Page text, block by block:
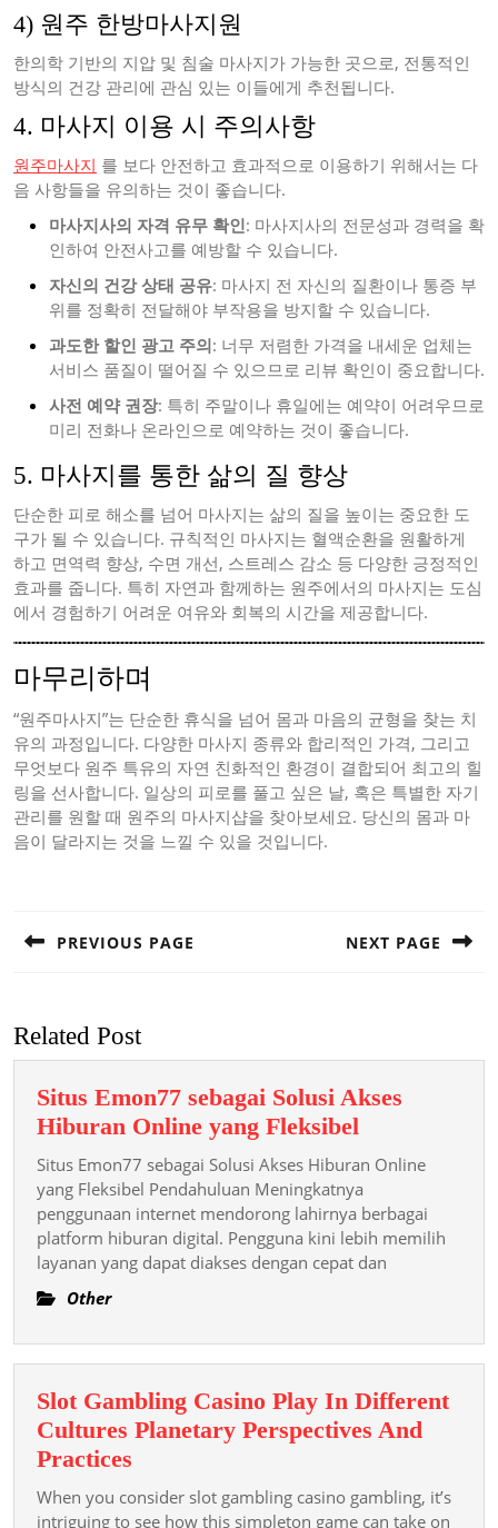
4) 원주 한방마사지원
한의학 기반의 지압 및 침술 마사지가 가능한 곳으로, 전통적인
방식의 건강 관리에 관심 있는 이들에게 추천됩니다.
4. 마사지 이용 시 주의사항
원주마사지 를 보다 안전하고 효과적으로 이용하기 위해서는 다
음 사항들을 유의하는 것이 좋습니다.
마사지사의 자격 유무 확인: 마사지사의 전문성과 경력을 확
인하여 안전사고를 예방할 수 있습니다.
자신의 건강 상태 공유: 마사지 전 자신의 질환이나 통증 부
위를 정확히 전달해야 부작용을 방지할 수 있습니다.
과도한 할인 광고 주의: 너무 저렴한 가격을 내세운 업체는
서비스 품질이 떨어질 수 있으므로 리뷰 확인이 중요합니다.
사전 예약 권장: 특히 주말이나 휴일에는 예약이 어려우므로
미리 전화나 온라인으로 예약하는 것이 좋습니다.
5. 마사지를 통한 삶의 질 향상
단순한 피로 해소를 넘어 마사지는 삶의 질을 높이는 중요한 도
구가 될 수 있습니다. 규칙적인 마사지는 혈액순환을 원활하게
하고 면역력 향상, 수면 개선, 스트레스 감소 등 다양한 긍정적인
효과를 줍니다. 특히 자연과 함께하는 원주에서의 마사지는 도심
에서 경험하기 어려운 여유와 회복의 시간을 제공합니다.
마무리하며
“원주마사지”는 단순한 휴식을 넘어 몸과 마음의 균형을 찾는 치
유의 과정입니다. 다양한 마사지 종류와 합리적인 가격, 그리고
무엇보다 원주 특유의 자연 친화적인 환경이 결합되어 최고의 힐
링을 선사합니다. 일상의 피로를 풀고 싶은 날, 혹은 특별한 자기
관리를 원할 때 원주의 마사지샵을 찾아보세요. 당신의 몸과 마
음이 달라지는 것을 느낄 수 있을 것입니다.
PREVIOUS PAGE NEXT PAGE
Related Post
Situs Emon77 sebagai Solusi Akses
Hiburan Online yang Fleksibel
Emon77
sebagai
Solusi
Akses
Hiburan
Fleksibel
Situs Emon77 sebagai Solusi Akses Hiburan Online
yang Fleksibel Pendahuluan Meningkatnya
penggunaan internet mendorong lahirnya berbagai
platform hiburan digital. Pengguna kini lebih memilih
layanan yang dapat diakses dengan cepat dan
Other
Slot Gambling Casino Play In Different
Cultures Planetary Perspectives And
Practices
Gambling
Casino
When you consider slot gambling casino gambling, it’s
intriguing to see how this simpleton game can take on